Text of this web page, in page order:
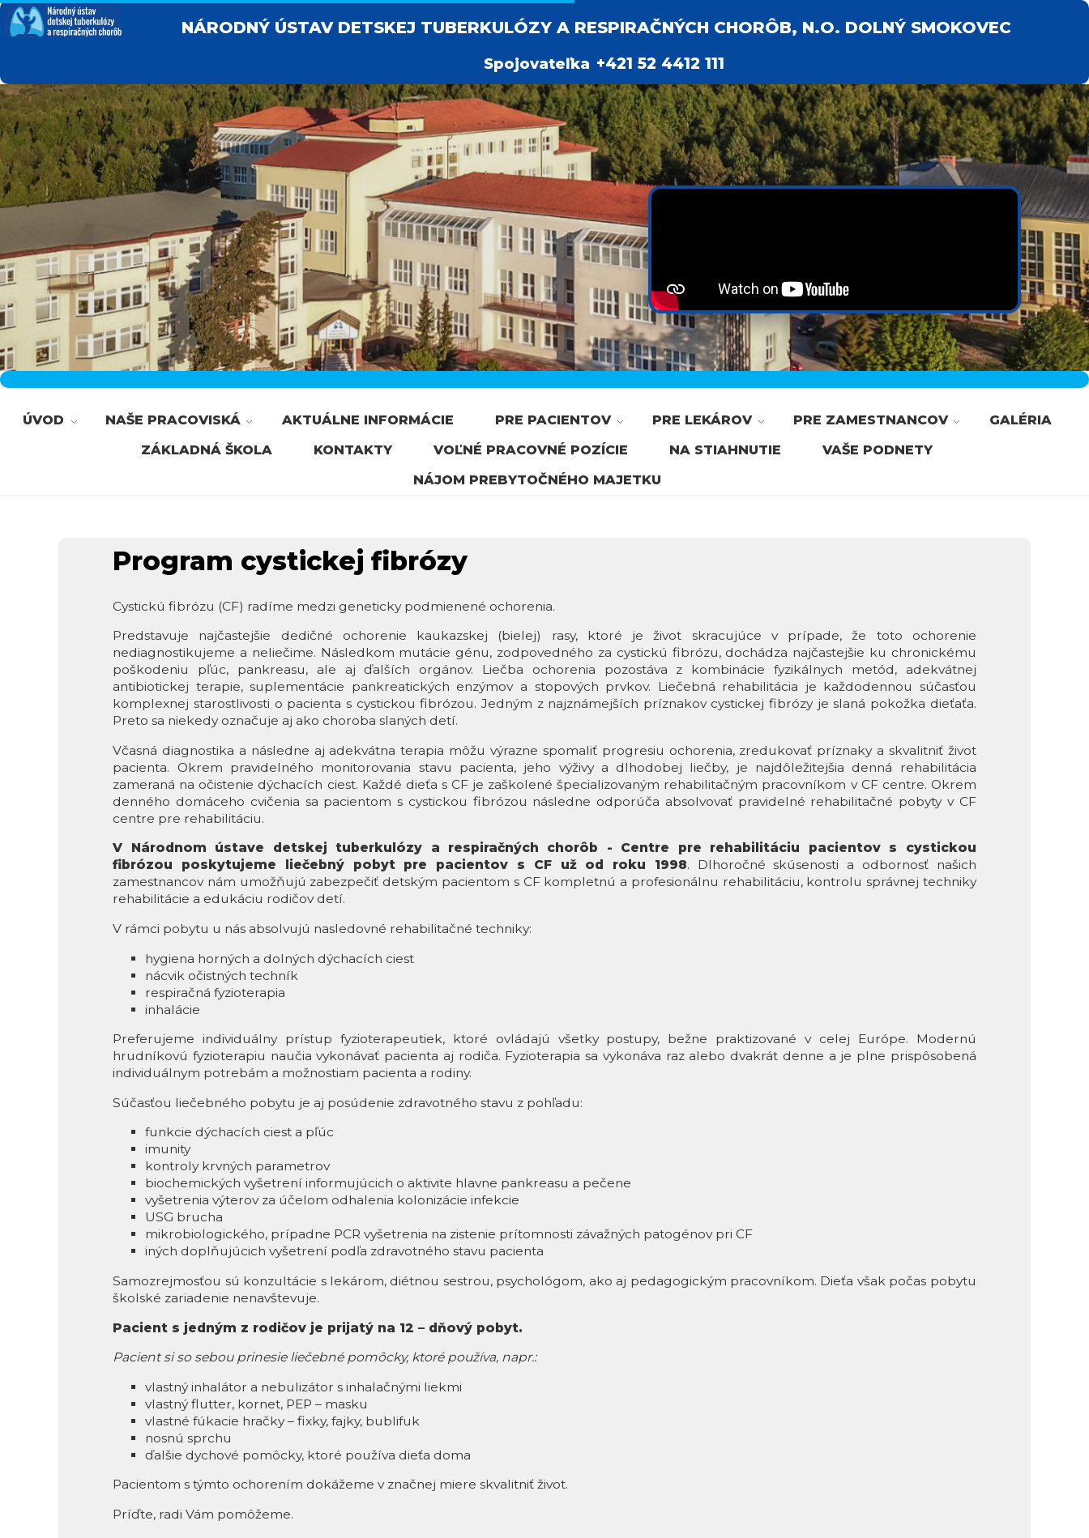
NÁRODNÝ ÚSTAV DETSKEJ TUBERKULÓZY A RESPIRAČNÝCH CHORÔB, N.O. DOLNÝ SMOKOVEC
Spojovateľka +421 52 4412 111
ÚVOD NAŠE PRACOVISKÁ AKTUÁLNE INFORMÁCIE PRE PACIENTOV PRE LEKÁROV PRE ZAMESTNANCOV
GALÉRIA
ZÁKLADNÁ ŠKOLA
KONTAKTY VOĽNÉ PRACOVNÉ POZÍCIE NA STIAHNUTIE
VAŠE PODNETY
NÁJOM PREBYTOČNÉHO MAJETKU
Program cystickej fibrózy
Cystickú fibrózu (CF) radíme medzi geneticky podmienené ochorenia.
Predstavuje najčastejšie dedičné ochorenie kaukazskej (bielej) rasy, ktoré je život skracujúce v prípade, že toto ochorenie
nediagnostikujeme a neliečime. Následkom mutácie génu, zodpovedného za cystickú fibrózu, dochádza najčastejšie ku chronickému
poškodeniu pľúc, pankreasu, ale aj ďalších orgánov. Liečba ochorenia pozostáva z kombinácie fyzikálnych metód, adekvátnej
antibiotickej terapie, suplementácie pankreatických enzýmov a stopových prvkov. Liečebná rehabilitácia je každodennou súčasťou
komplexnej starostlivosti o pacienta s cystickou fibrózou. Jedným z najznámejších príznakov cystickej fibrózy je slaná pokožka dieťaťa.
Preto sa niekedy označuje aj ako choroba slaných detí.
Včasná diagnostika a následne aj adekvátna terapia môžu výrazne spomaliť progresiu ochorenia, zredukovať príznaky a skvalitniť život
pacienta. Okrem pravidelného monitorovania stavu pacienta, jeho výživy a dlhodobej liečby, je najdôležitejšia denná rehabilitácia
zameraná na očistenie dýchacích ciest. Každé dieťa s CF je zaškolené špecializovaným rehabilitačným pracovníkom v CF centre. Okrem
denného domáceho cvičenia sa pacientom s cystickou fibrózou následne odporúča absolvovať pravidelné rehabilitačné pobyty v CF
centre pre rehabilitáciu.
V Národnom ústave detskej tuberkulózy a respiračných chorôb - Centre pre rehabilitáciu pacientov s cystickou
fibrózou poskytujeme liečebný pobyt pre pacientov s CF už od roku 1998. Dlhoročné skúsenosti a odbornosť našich
zamestnancov nám umožňujú zabezpečiť detským pacientom s CF kompletnú a profesionálnu rehabilitáciu, kontrolu správnej techniky
rehabilitácie a edukáciu rodičov detí.
V rámci pobytu u nás absolvujú nasledovné rehabilitačné techniky:
hygiena horných a dolných dýchacích ciest
nácvik očistných techník
respiračná fyzioterapia
inhalácie
Preferujeme individuálny prístup fyzioterapeutiek, ktoré ovládajú všetky postupy, bežne praktizované v celej Európe. Modernú
hrudníkovú fyzioterapiu naučia vykonávať pacienta aj rodiča. Fyzioterapia sa vykonáva raz alebo dvakrát denne a je plne prispôsobená
individuálnym potrebám a možnostiam pacienta a rodiny.
Súčasťou liečebného pobytu je aj posúdenie zdravotného stavu z pohľadu:
funkcie dýchacích ciest a pľúc
imunity
kontroly krvných parametrov
biochemických vyšetrení informujúcich o aktivite hlavne pankreasu a pečene
vyšetrenia výterov za účelom odhalenia kolonizácie infekcie
USG brucha
mikrobiologického, prípadne PCR vyšetrenia na zistenie prítomnosti závažných patogénov pri CF
iných doplňujúcich vyšetrení podľa zdravotného stavu pacienta
Samozrejmosťou sú konzultácie s lekárom, diétnou sestrou, psychológom, ako aj pedagogickým pracovníkom. Dieťa však počas pobytu
školské zariadenie nenavštevuje.
Pacient s jedným z rodičov je prijatý na 12 – dňový pobyt.
Pacient si so sebou prinesie liečebné pomôcky, ktoré používa, napr.:
vlastný inhalátor a nebulizátor s inhalačnými liekmi
vlastný flutter, kornet, PEP – masku
vlastné fúkacie hračky – fixky, fajky, bublifuk
nosnú sprchu
ďalšie dychové pomôcky, ktoré používa dieťa doma
Pacientom s týmto ochorením dokážeme v značnej miere skvalitniť život.
Príďte, radi Vám pomôžeme.